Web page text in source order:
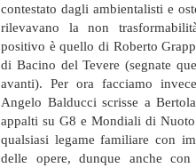
contestato dagli ambientalisti e
rilevavano la non
positivo è quello di Roberto
di Bacino del Tevere (segnate
avanti). Per ora facciamo
Angelo Balducci scrisse a
appalti su G8 e Mondiali di
qualsiasi legame familiare con
delle opere, dunque anche